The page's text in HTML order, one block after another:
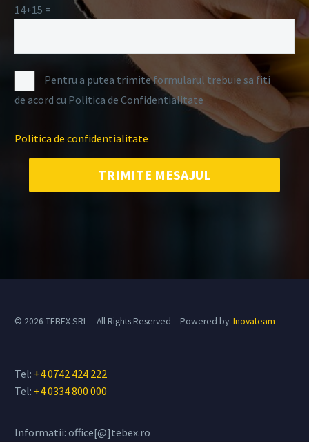
14+15 =
Pentru a putea trimite formularul trebuie sa fiti
de acord cu Politica de Confidentialitate
Politica de confidentialitate
© 2026 TEBEX SRL – All Rights Reserved – Powered by: Inovateam
Tel: +4 0742 424 222
Tel: +4 0334 800 000
Informatii: office[@]tebex.ro